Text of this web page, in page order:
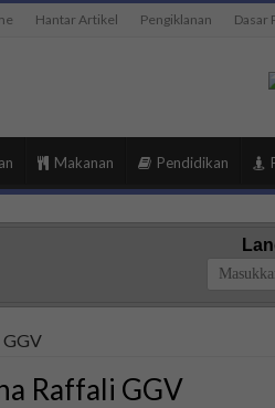
Hantar Artikel Pengiklanan Dasar
Makanan Pendidikan
GGV
Raffali GGV